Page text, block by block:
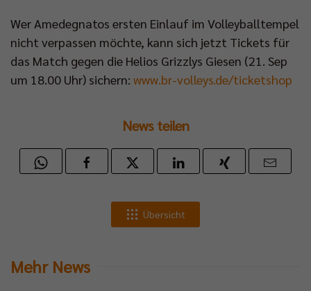
Wer Amedegnatos ersten Einlauf im Volleyballtempel
nicht verpassen möchte, kann sich jetzt Tickets für
das Match gegen die Helios Grizzlys Giesen (21. Sep
um 18.00 Uhr) sichern: www.br-volleys.de/ticketshop
News teilen
Übersicht
Mehr News